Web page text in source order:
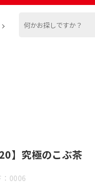
】究極のこぶ茶
：0006